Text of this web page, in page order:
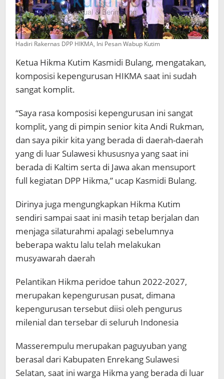
Hadiri Rakernas DPP HIKMA, Ini Pesan Wabup Kutim
Ketua Hikma Kutim Kasmidi Bulang, mengatakan,
komposisi kepengurusan HIKMA saat ini sudah
sangat komplit.
“Saya rasa komposisi kepengurusan ini sangat
komplit, yang di pimpin senior kita Andi Rukman,
dan saya pikir kita yang berada di daerah-daerah
yang di luar Sulawesi khususnya yang saat ini
berada di Kaltim serta di Jawa akan mensuport
full kegiatan DPP Hikma,” ucap Kasmidi Bulang.
Dirinya juga mengungkapkan Hikma Kutim
sendiri sampai saat ini masih tetap berjalan dan
menjaga silaturahmi apalagi sebelumnya
beberapa waktu lalu telah melakukan
musyawarah daerah
Pelantikan Hikma peridoe tahun 2022-2027,
merupakan kepengurusan pusat, dimana
kepengurusan tersebut diisi oleh pengurus
milenial dan tersebar di seluruh Indonesia
Masserempulu merupakan paguyuban yang
berasal dari Kabupaten Enrekang Sulawesi
Selatan, saat ini warga Hikma yang berada di luar